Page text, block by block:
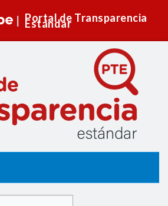
Portal de Transparencia
Estándar